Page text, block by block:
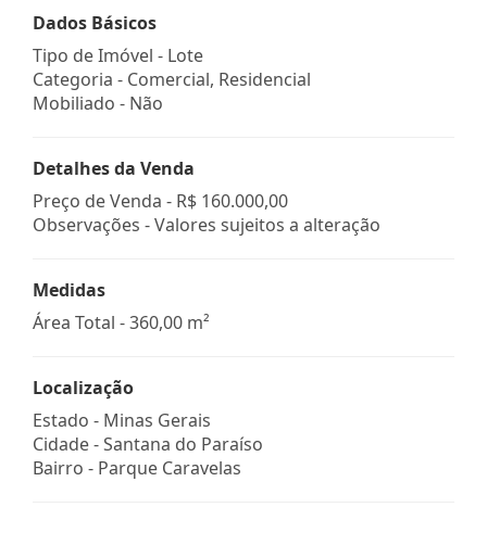
Dados Básicos
Tipo de Imóvel - Lote
Categoria - Comercial, Residencial
Mobiliado - Não
Detalhes da Venda
Preço de Venda - R$ 160.000,00
Observações - Valores sujeitos a alteração
Medidas
Área Total - 360,00 m²
Localização
Estado - Minas Gerais
Cidade -Santana do Paraíso
Bairro - Parque Caravelas